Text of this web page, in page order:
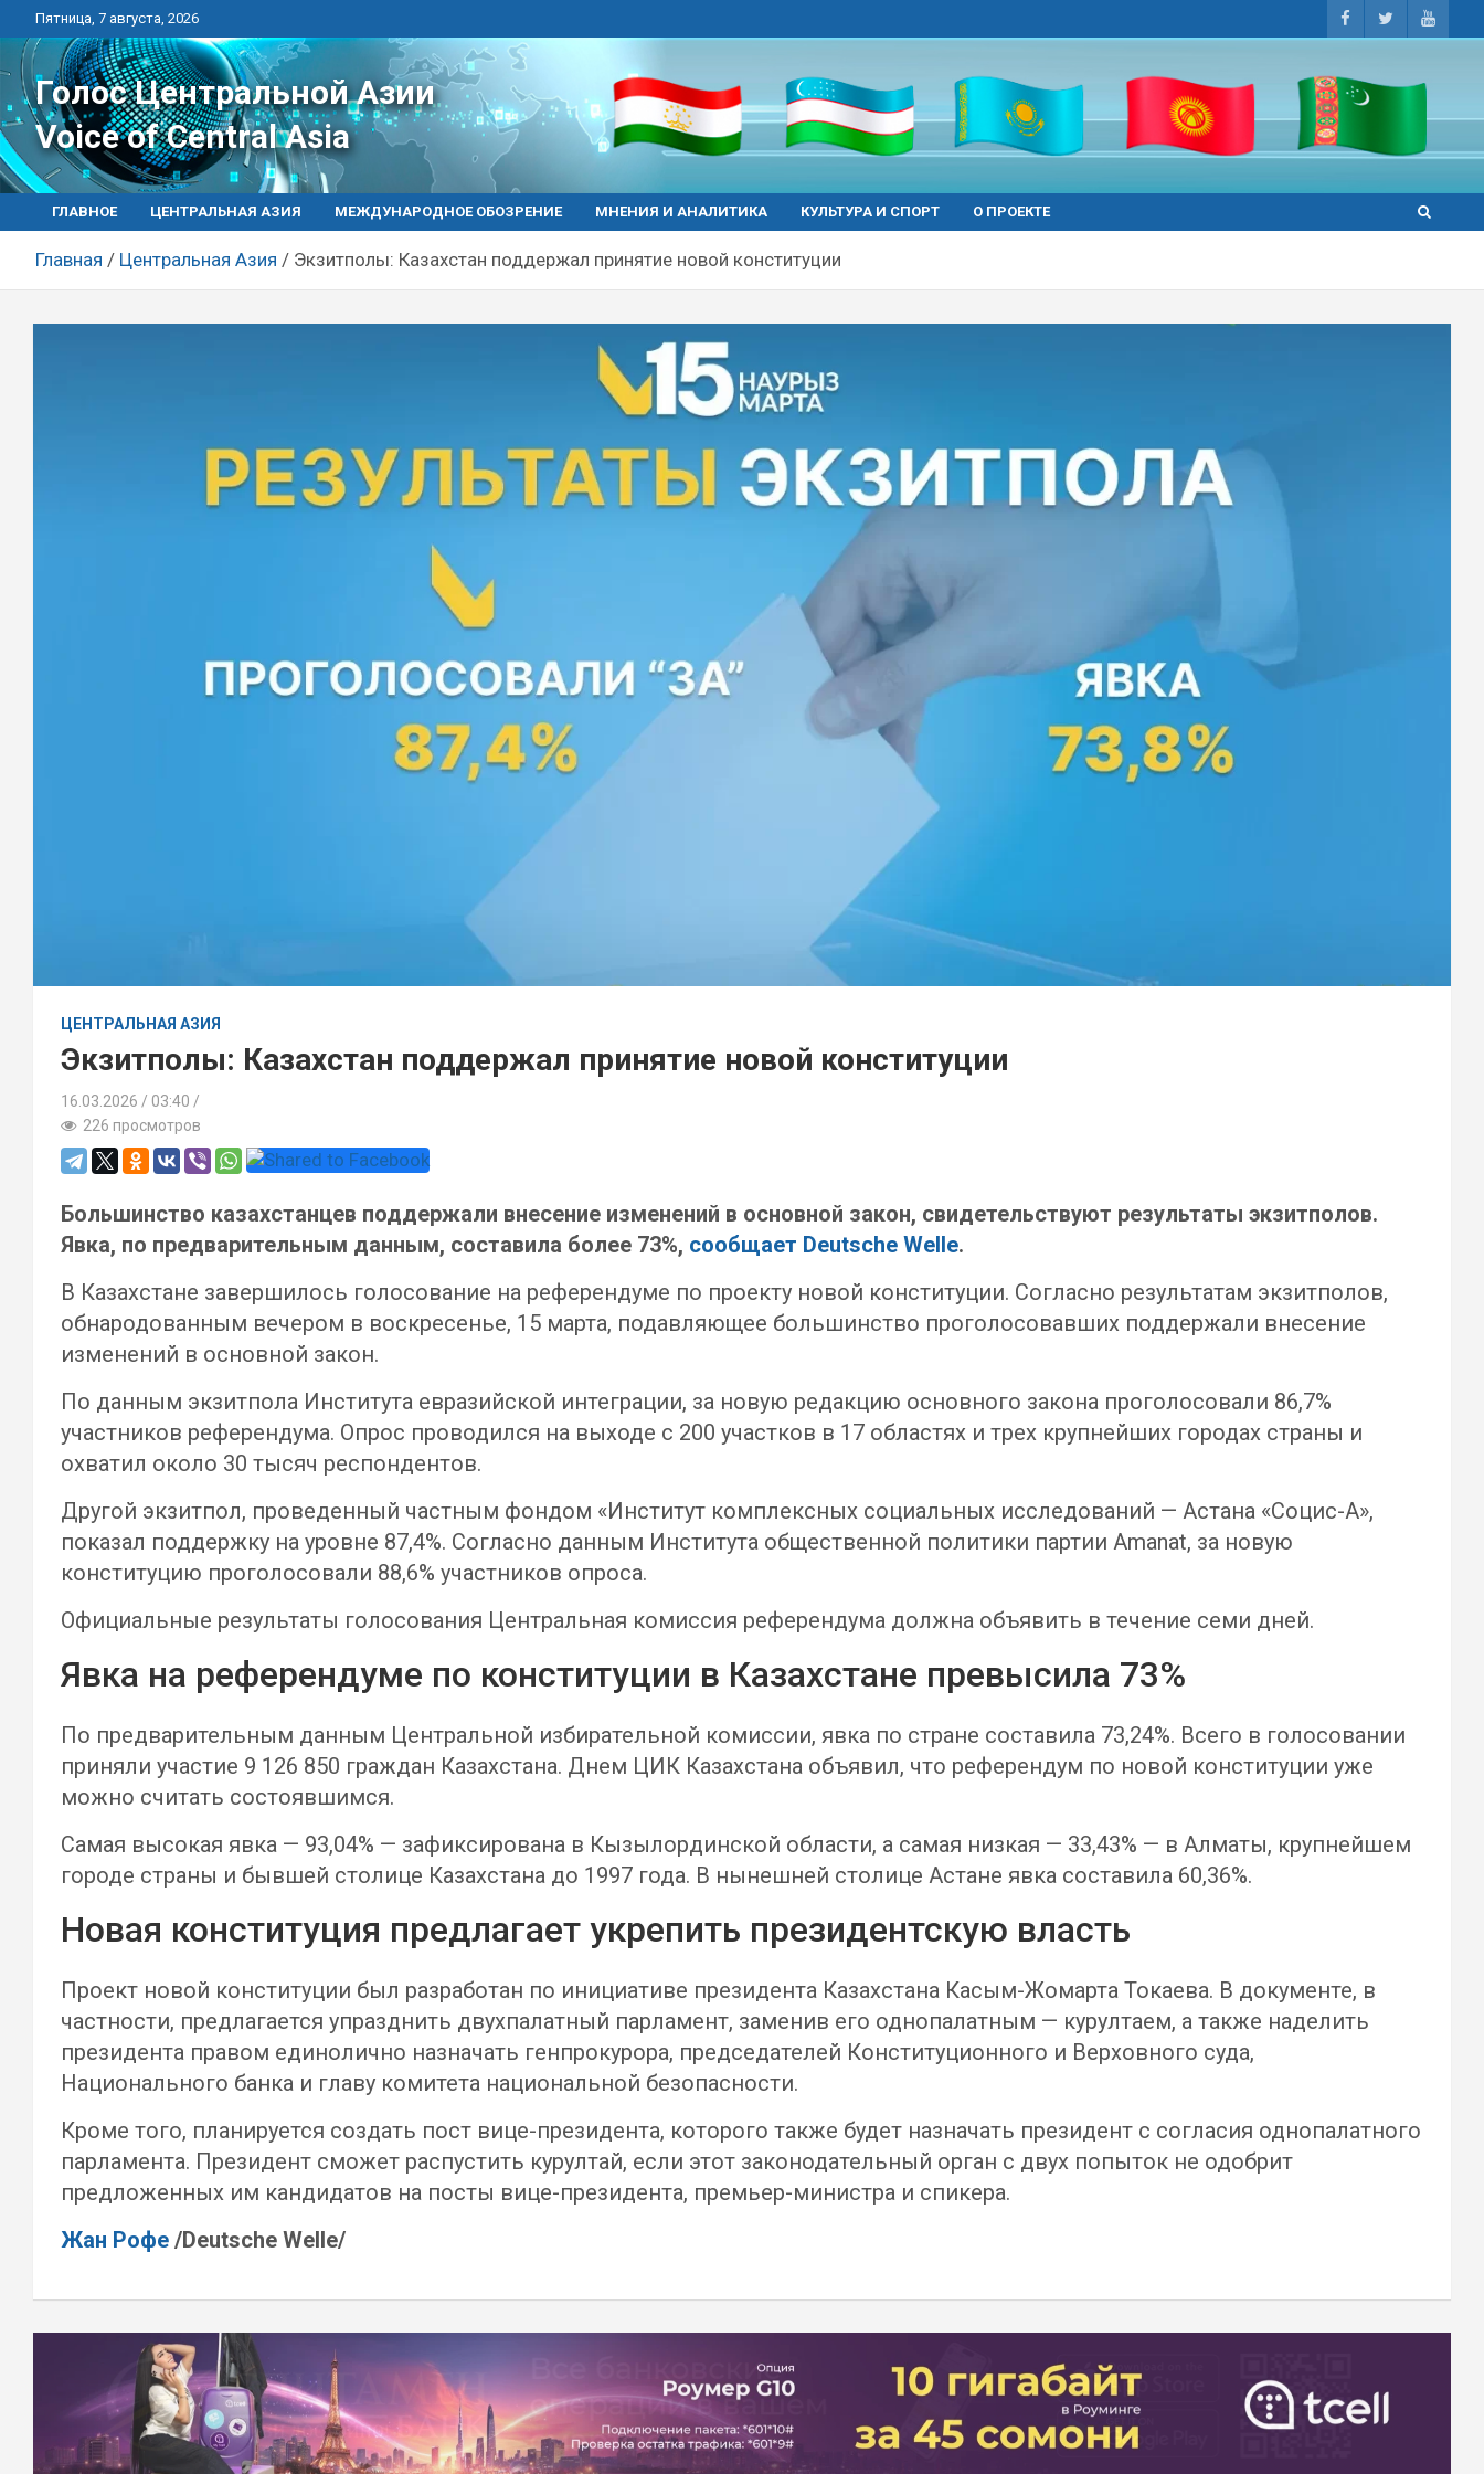
Перейти
к
контенту
Пятница, 7 августа, 2026
Голос Центральной Азии
Voice of Central Asia
ГЛАВНОЕ ЦЕНТРАЛЬНАЯ АЗИЯ МЕЖДУНАРОДНОЕ ОБОЗРЕНИЕ МНЕНИЯ И АНАЛИТИКА КУЛЬТУРА И СПОРТ О ПРОЕКТЕ
Главная Центральная Азия Экзитполы: Казахстан поддержал принятие новой конституции
ЦЕНТРАЛЬНАЯ АЗИЯ
Экзитполы: Казахстан поддержал принятие новой конституции
16.03.2026
03:40 /
226 просмотров
Большинство казахстанцев поддержали внесение изменений в основной закон, свидетельствуют результаты экзитполов.
Явка, по предварительным данным, составила более 73%, сообщает Deutsche Welle.
В Казахстане завершилось голосование на референдуме по проекту новой конституции. Согласно результатам экзитполов,
обнародованным вечером в воскресенье, 15 марта, подавляющее большинство проголосовавших поддержали внесение
изменений в основной закон.
По данным экзитпола Института евразийской интеграции, за новую редакцию основного закона проголосовали 86,7%
участников референдума. Опрос проводился на выходе с 200 участков в 17 областях и трех крупнейших городах страны и
охватил около 30 тысяч респондентов.
Другой экзитпол, проведенный частным фондом «Институт комплексных социальных исследований — Астана «Социс-А»,
показал поддержку на уровне 87,4%. Согласно данным Института общественной политики партии Amanat, за новую
конституцию проголосовали 88,6% участников опроса.
Официальные результаты голосования Центральная комиссия референдума должна объявить в течение семи дней.
Явка на референдуме по конституции в Казахстане превысила 73%
По предварительным данным Центральной избирательной комиссии, явка по стране составила 73,24%. Всего в голосовании
приняли участие 9 126 850 граждан Казахстана. Днем ЦИК Казахстана объявил, что референдум по новой конституции уже
можно считать состоявшимся.
Самая высокая явка — 93,04% — зафиксирована в Кызылординской области, а самая низкая — 33,43% — в Алматы, крупнейшем
городе страны и бывшей столице Казахстана до 1997 года. В нынешней столице Астане явка составила 60,36%.
Новая конституция предлагает укрепить президентскую власть
Проект новой конституции был разработан по инициативе президента Казахстана Касым-Жомарта Токаева. В документе, в
частности, предлагается упразднить двухпалатный парламент, заменив его однопалатным — курултаем, а также наделить
президента правом единолично назначать генпрокурора, председателей Конституционного и Верховного суда,
Национального банка и главу комитета национальной безопасности.
Кроме того, планируется создать пост вице-президента, которого также будет назначать президент с согласия однопалатного
парламента. Президент сможет распустить курултай, если этот законодательный орган с двух попыток не одобрит
предложенных им кандидатов на посты вице-президента, премьер-министра и спикера.
Жан Рофе /Deutsche Welle/
Навигация
записям